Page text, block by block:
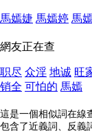
馬嫣婕 馬嫣婷 馬
網友正在查
职尽 众淫 地诚 旺
销全 可怕的 馬嫣
這是一個相似詞在線
包含了近義詞、反義